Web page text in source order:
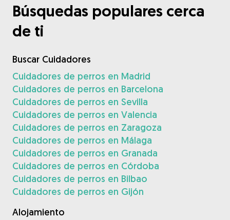
Búsquedas populares cerca
de ti
Buscar Cuidadores
Cuidadores de perros en Madrid
Cuidadores de perros en Barcelona
Cuidadores de perros en Sevilla
Cuidadores de perros en Valencia
Cuidadores de perros en Zaragoza
Cuidadores de perros en Málaga
Cuidadores de perros en Granada
Cuidadores de perros en Córdoba
Cuidadores de perros en Bilbao
Cuidadores de perros en Gijón
Alojamiento